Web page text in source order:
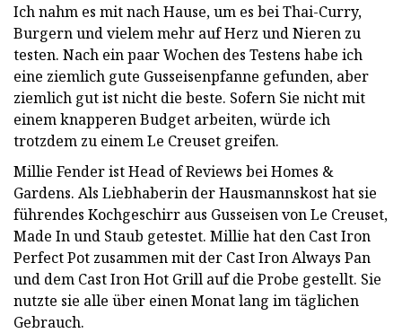
Ich nahm es mit nach Hause, um es bei Thai-Curry,
Burgern und vielem mehr auf Herz und Nieren zu
testen. Nach ein paar Wochen des Testens habe ich
eine ziemlich gute Gusseisenpfanne gefunden, aber
ziemlich gut ist nicht die beste. Sofern Sie nicht mit
einem knapperen Budget arbeiten, würde ich
trotzdem zu einem Le Creuset greifen.
Millie Fender ist Head of Reviews bei Homes &
Gardens. Als Liebhaberin der Hausmannskost hat sie
führendes Kochgeschirr aus Gusseisen von Le Creuset,
Made In und Staub getestet. Millie hat den Cast Iron
Perfect Pot zusammen mit der Cast Iron Always Pan
und dem Cast Iron Hot Grill auf die Probe gestellt. Sie
nutzte sie alle über einen Monat lang im täglichen
Gebrauch.